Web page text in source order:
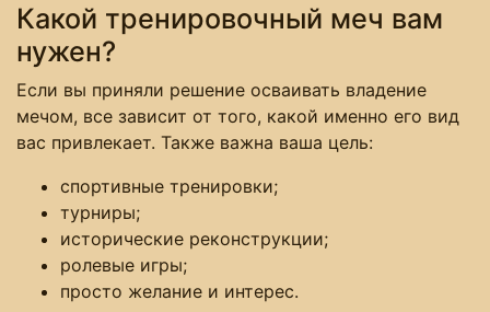
Какой тренировочный меч вам
нужен?
Если вы приняли решение осваивать владение
мечом, все зависит от того, какой именно его вид
вас привлекает. Также важна ваша цель:
спортивные тренировки;
турниры;
исторические реконструкции;
ролевые игры;
просто желание и интерес.